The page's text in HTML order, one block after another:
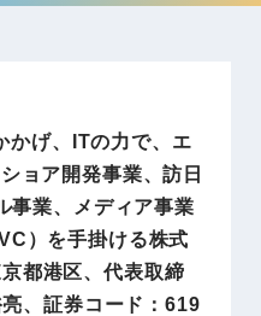
かげ、ITの力で、エ
ョア開発事業、訪日
事業、メディア事業
）を手掛ける株式
都港区、代表取締
、証券コード：619